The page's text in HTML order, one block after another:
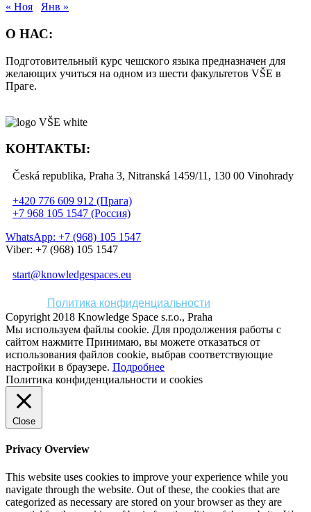
« Ноя
Янв »
О НАС:
Подготовительный курс чешского языка предназначен для
желающих учиться на одном из шести факультетов VŠE в
Праге.
КОНТАКТЫ:
Česká republika, Praha 3, Nitranská 1459/11, 130 00 Vinohrady
+420 776 609 912 (Прага)
+7 968 105 1547 (Россия)
WhatsApp: +7 (968) 105 1547
Viber: +7 (968) 105 1547
start@knowledgespaces.eu
Политика конфиденциальности
Copyright 2018 Knowledge Space s.r.o., Praha
Мы используем файлы cookie. Для продолжения работы с
сайтом нажмите Принимаю, вы можете отказаться от
использования файлов cookie, выбрав соответствующие
настройки в браузере. Подробнее
Политика конфиденциальности и cookies
Close
Privacy Overview
This website uses cookies to improve your experience while you
navigate through the website. Out of these, the cookies that are
categorized as necessary are stored on your browser as they are